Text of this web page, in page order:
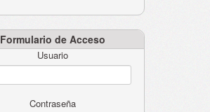
Formulario de Acceso
Usuario
Contraseña